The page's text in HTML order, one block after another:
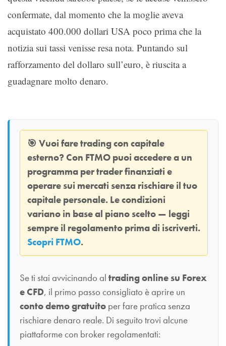
confermate, dal momento che la moglie aveva
acquistato 400.000 dollari USA poco prima che la
notizia sui tassi venisse resa nota. Puntando sul
rafforzamento del dollaro sull’euro, è riuscita a
guadagnare molto denaro.
🎯 Vuoi fare trading con capitale
esterno? Con FTMO puoi accedere a un
programma per trader finanziati e
operare sui mercati senza rischiare il tuo
capitale personale. Le condizioni
variano in base al piano scelto — leggi
sempre il regolamento prima di iscriverti.
Scopri FTMO.
Se ti stai avvicinando al trading online su Forex
e CFD, il primo passo consigliato è aprire un
conto demo gratuito per fare pratica senza
rischiare denaro reale. Di seguito trovi alcune
piattaforme con broker regolamentati: